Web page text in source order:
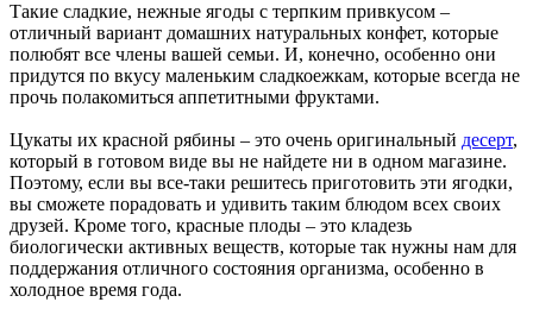
Такие сладкие, нежные ягоды с терпким привкусом –
отличный вариант домашних натуральных конфет, которые
полюбят все члены вашей семьи. И, конечно, особенно они
придутся по вкусу маленьким сладкоежкам, которые всегда не
прочь полакомиться аппетитными фруктами.
Цукаты их красной рябины – это очень оригинальный десерт,
который в готовом виде вы не найдете ни в одном магазине.
Поэтому, если вы все-таки решитесь приготовить эти ягодки,
вы сможете порадовать и удивить таким блюдом всех своих
друзей. Кроме того, красные плоды – это кладезь
биологически активных веществ, которые так нужны нам для
поддержания отличного состояния организма, особенно в
холодное время года.